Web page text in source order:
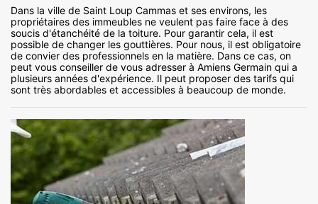
Dans la ville de Saint Loup Cammas et ses environs, les
propriétaires des immeubles ne veulent pas faire face à des
soucis d'étanchéité de la toiture. Pour garantir cela, il est
possible de changer les gouttières. Pour nous, il est obligatoire
de convier des professionnels en la matière. Dans ce cas, on
peut vous conseiller de vous adresser à Amiens Germain qui a
plusieurs années d'expérience. Il peut proposer des tarifs qui
sont très abordables et accessibles à beaucoup de monde.